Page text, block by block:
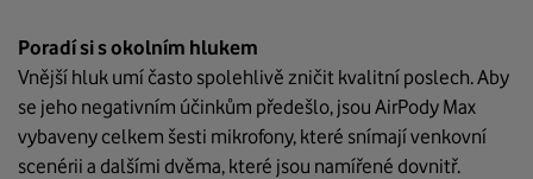
Poradí si s okolním hlukem
Vnější hluk umí často spolehlivě zničit kvalitní poslech. Aby
se jeho negativním účinkům předešlo, jsou AirPody Max
vybaveny celkem šesti mikrofony, které snímají venkovní
scenérii a dalšími dvěma, které jsou namířené dovnitř.